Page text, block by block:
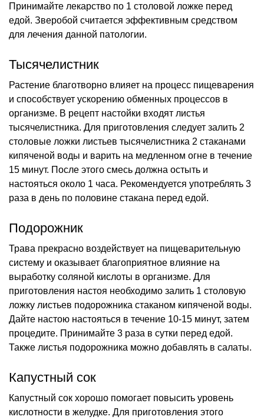
Принимайте лекарство по 1 столовой ложке перед
едой. Зверобой считается эффективным средством
для лечения данной патологии.
Тысячелистник
Растение благотворно влияет на процесс пищеварения
и способствует ускорению обменных процессов в
организме. В рецепт настойки входят листья
тысячелистника. Для приготовления следует залить 2
столовые ложки листьев тысячелистника 2 стаканами
кипяченой воды и варить на медленном огне в течение
15 минут. После этого смесь должна остыть и
настояться около 1 часа. Рекомендуется употреблять 3
раза в день по половине стакана перед едой.
Подорожник
Трава прекрасно воздействует на пищеварительную
систему и оказывает благоприятное влияние на
выработку соляной кислоты в организме. Для
приготовления настоя необходимо залить 1 столовую
ложку листьев подорожника стаканом кипяченой воды.
Дайте настою настояться в течение 10-15 минут, затем
процедите. Принимайте 3 раза в сутки перед едой.
Также листья подорожника можно добавлять в салаты.
Капустный сок
Капустный сок хорошо помогает повысить уровень
кислотности в желудке. Для приготовления этого